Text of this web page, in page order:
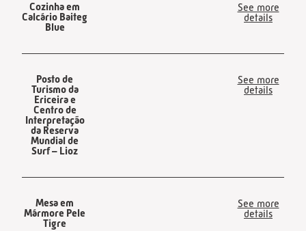
Cozinha em
Calcário Baiteg
Blue
See more
details
Posto de
Turismo da
Ericeira e
Centro de
Interpretação
da Reserva
Mundial de
Surf – Lioz
See more
details
Mesa em
Mármore Pele
Tigre
See more
details